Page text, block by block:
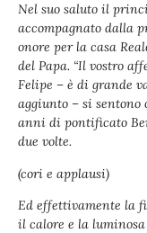
Nel suo saluto il
accompagnato dalla
onore per la casa
del Papa. “Il vostro
Felipe – è di grande
aggiunto – si
anni di pontificato
due volte.
(cori e applausi)
Ed effettivamente la
il calore e la